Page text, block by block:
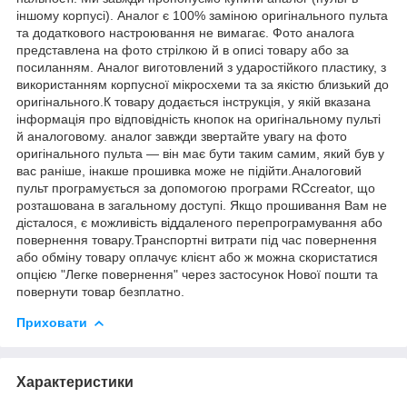
іншому корпусі). Аналог є 100% заміною оригінального пульта
та додаткового настроювання не вимагає. Фото аналога
представлена на фото стрілкою й в описі товару або за
посиланням. Аналог виготовлений з ударостійкого пластику, з
використанням корпусної мікросхеми та за якістю близький до
оригінального.К товару додається інструкція, у якій вказана
інформація про відповідність кнопок на оригінальному пульті
й аналоговому. аналог завжди звертайте увагу на фото
оригінального пульта — він має бути таким самим, який був у
вас раніше, інакше прошивка може не підійти.Аналоговий
пульт програмується за допомогою програми RCcreator, що
розташована в загальному доступі. Якщо прошивання Вам не
дісталося, є можливість віддаленого перепрограмування або
повернення товару.Транспортні витрати під час повернення
або обміну товару оплачує клієнт або ж можна скористатися
опцією "Легке повернення" через застосунок Нової пошти та
повернути товар безплатно.
Приховати
Характеристики